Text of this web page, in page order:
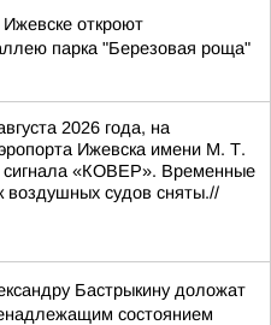
откроют
парка "Березовая роща"
2026 года, на
Ижевска имени М. Т.
сигнала «КОВЕР». Временные
воздушных судов сняты.//
Бастрыкину доложат
состоянием